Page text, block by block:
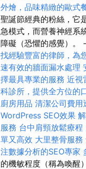
外燴，品味精緻的歐式
聖誕節經典的粉絲，它
急模式，而營養神經系
障礙（恐懼的感覺）。
找經驗豐富的律師，為
速有效的牆面漏水處理
擇最具專業的服務 近視
科診所，提供全方位的
廚房用品 清潔公司費用
WordPress SEO效果
服務 台中肩頸放鬆療程
單又高效 大里整骨服務
注數據分析的SEO專家
的機敏程度（稱為喚醒